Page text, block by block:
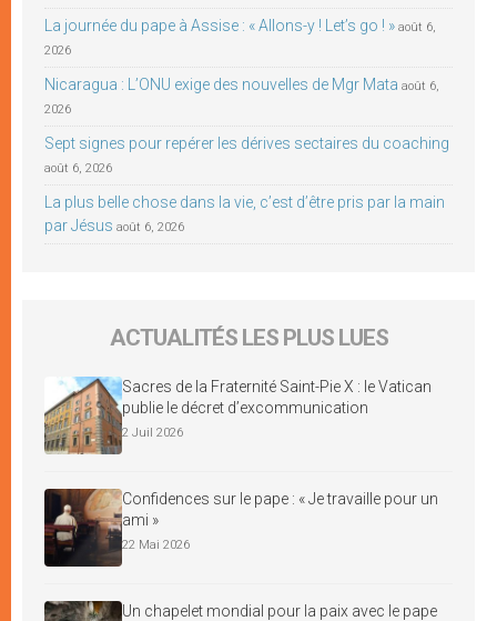
La journée du pape à Assise : « Allons-y ! Let’s go ! » août 6,
2026
Nicaragua : L’ONU exige des nouvelles de Mgr Mata août 6,
2026
Sept signes pour repérer les dérives sectaires du coaching
août 6, 2026
La plus belle chose dans la vie, c’est d’être pris par la main
par Jésus août 6, 2026
ACTUALITÉS LES PLUS LUES
Sacres de la Fraternité Saint-Pie X : le Vatican
publie le décret d’excommunication
2 Juil 2026
Confidences sur le pape : « Je travaille pour un
ami »
22 Mai 2026
Un chapelet mondial pour la paix avec le pape